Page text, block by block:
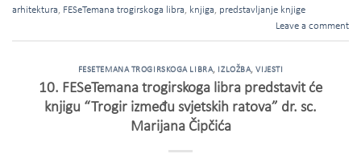
arhitektura, FESeTemana trogirskoga libra, knjiga, predstavljanje knjige
Leave a comment
FESETEMANA TROGIRSKOGA LIBRA, IZLOŽBA,VIJESTI
10. FESeTemana trogirskoga libra predstavit će
knjigu “Trogir između svjetskih ratova” dr. sc.
Marijana Čipčića